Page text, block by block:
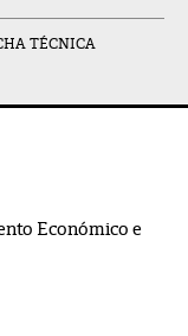
TÉCNICA
Económico e